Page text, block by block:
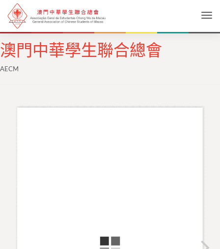
澳門中華學生聯合總會
AECM